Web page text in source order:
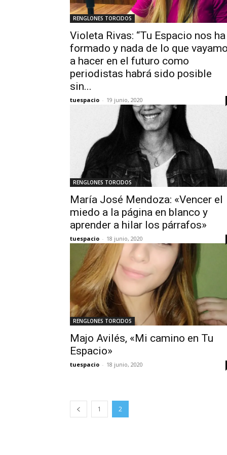
RENGLONES TORCIDOS
Violeta Rivas: “Tu Espacio nos ha
formado y nada de lo que
a hacer en el futuro como
periodistas habrá sido posible
sin...
tuespacio - 19 junio, 2020
RENGLONES TORCIDOS
María José Mendoza: «Vencer el
miedo a la página en blanco y
aprender a hilar los párrafos»
tuespacio - 18 junio, 2020
RENGLONES TORCIDOS
Majo Avilés, «Mi camino en Tu
Espacio»
tuespacio - 18 junio, 2020
1 2